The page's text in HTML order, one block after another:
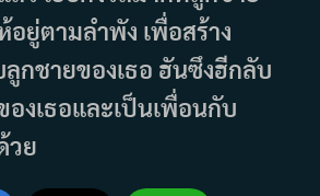
อยู่ตามลำพัง เพื่อสร้าง
กชายของเธอ ฮันซึงฮีกลับ
งเธอและเป็นเพื่อนกับ
วย